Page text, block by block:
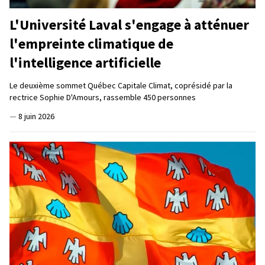
L'Université Laval s'engage à atténuer
l'empreinte climatique de
l'intelligence artificielle
Le deuxième sommet Québec Capitale Climat, coprésidé par la
rectrice Sophie D'Amours, rassemble 450 personnes
— 8 juin 2026